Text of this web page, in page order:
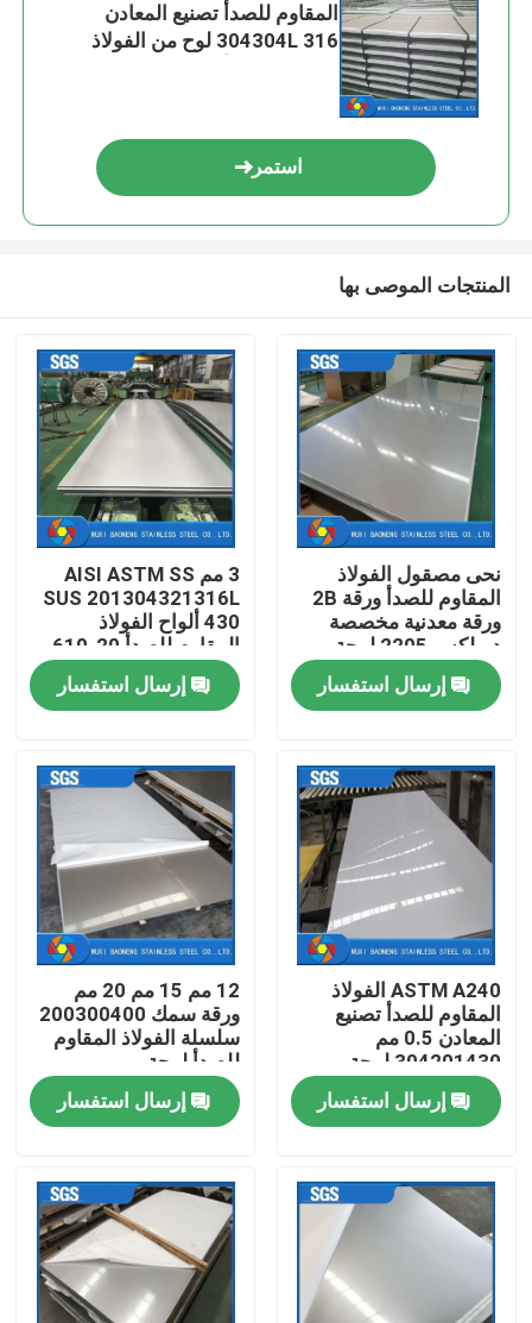
منزل
المنتجات
أشرطة فيديو
حول بنا
جولة في المعمل
ضبط الجودة
اتصل بنا
تصنيع المعادن من الفولاذ المقاوم للصدأ
صفائح الفولاذ المقاوم للصدأ
المقاوم للصدأ تصنيع المعادن
304304L 316 لوح من الفولاذ
استمر
المنتجات الموصى بها
نحى مصقول الفولاذ
المقاوم للصدأ ورقة 2B
ورقة معدنية مخصصة
دوبلكس 2205 لوحة
إرسال استفسار
3 مم AISI ASTM SS
SUS 201304321316L
430 ألواح الفولاذ
المقاوم للصدأ 20-610
مم لمواد البناء
إرسال استفسار
ASTM A240 الفولاذ
المقاوم للصدأ تصنيع
المعادن 0.5 مم
304201430 لوحة
الفولاذ المقاوم للصدأ
المدرفلة على البارد
إرسال استفسار
12 مم 15 مم 20 مم
ورقة سمك 200300400
سلسلة الفولاذ المقاوم
للصدأ لوحة
إرسال استفسار